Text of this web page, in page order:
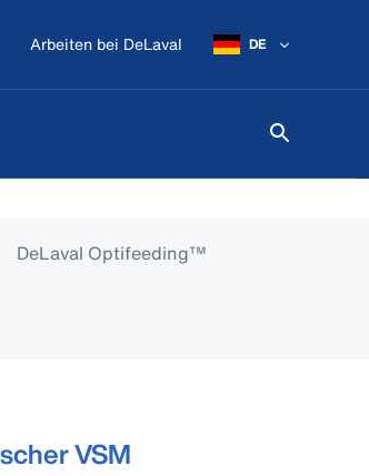
Arbeiten bei DeLaval DE
DeLaval Optifeeding™
VSM